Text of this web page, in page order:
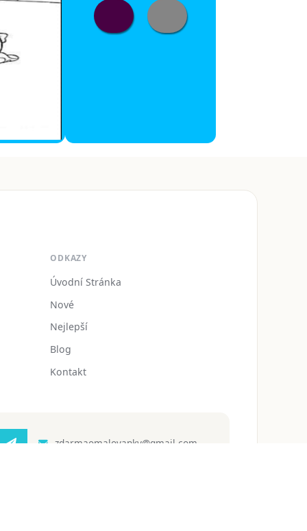
ODKAZY
Úvodní Stránka
Nové
Nejlepší
Blog
Kontakt
zdarmaomalovanky@gmail.com